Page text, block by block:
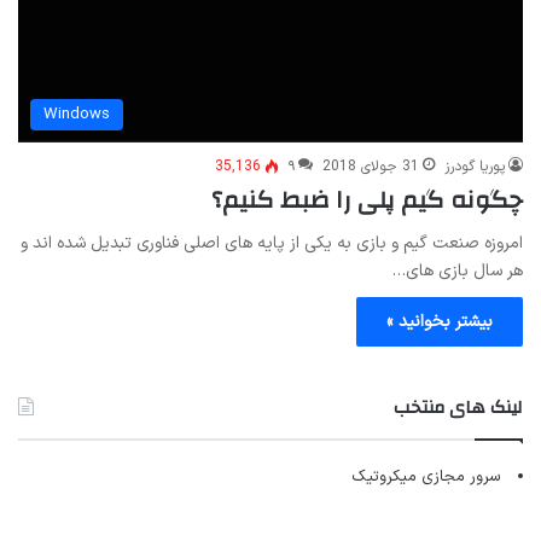
Windows
پوریا گودرز 31 جولای 2018 ۹ 35,136
چگونه گیم پلی را ضبط کنیم؟
امروزه صنعت گیم و بازی به یکی از پایه های اصلی فناوری تبدیل شده اند و
هر سال بازی های…
بیشتر بخوانید »
لینک های منتخب
سرور مجازی میکروتیک